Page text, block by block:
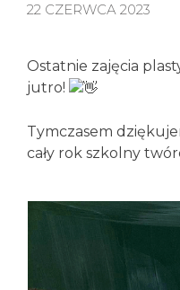
22 CZERWCA 2023
Ostatnie zajęcia
jutro!
Tymczasem
cały rok szkolny